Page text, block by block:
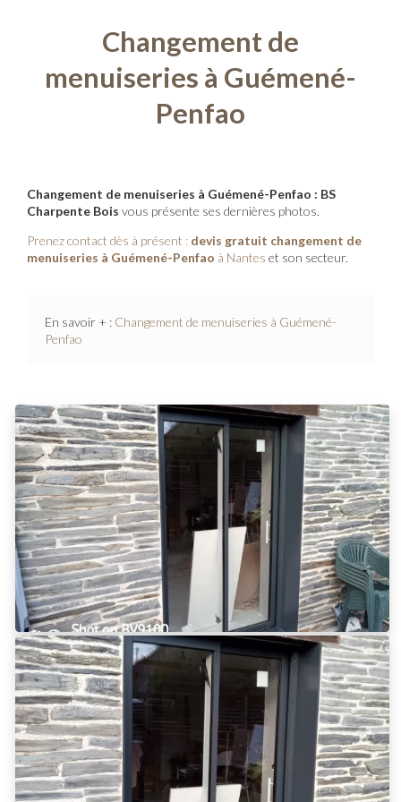
Changement de
menuiseries à Guémené-
Penfao
Changement de menuiseries à Guémené-Penfao : BS
Charpente Bois vous présente ses dernières photos.
Prenez contact dès à présent : devis gratuit changement de
menuiseries à Guémené-Penfao à Nantes et son secteur.
En savoir + : Changement de menuiseries à Guémené-
Penfao